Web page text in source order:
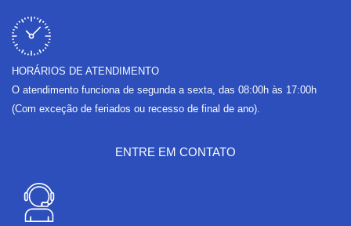
HORÁRIOS DE ATENDIMENTO
O atendimento funciona de segunda a sexta, das 08:00h às 17:00h
(Com exceção de feriados ou recesso de final de ano).
ENTRE EM CONTATO